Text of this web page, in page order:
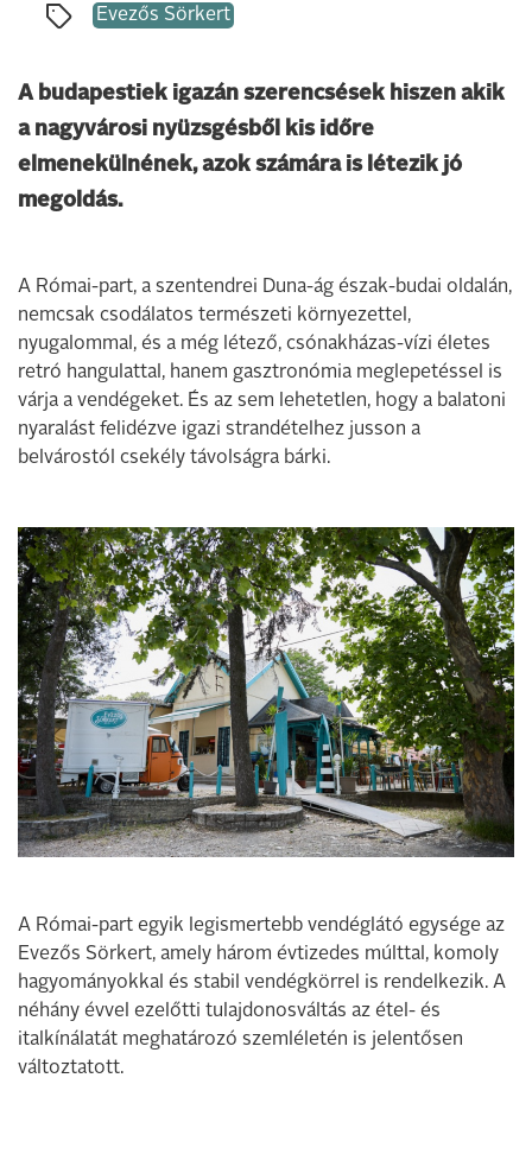
Evezős Sörkert
A budapestiek igazán szerencsések hiszen akik
a nagyvárosi nyüzsgésből kis időre
elmenekülnének, azok számára is létezik jó
megoldás.
A Római-part, a szentendrei Duna-ág észak-budai oldalán,
nemcsak csodálatos természeti környezettel,
nyugalommal, és a még létező, csónakházas-vízi életes
retró hangulattal, hanem gasztronómia meglepetéssel is
várja a vendégeket. És az sem lehetetlen, hogy a balatoni
nyaralást felidézve igazi strandételhez jusson a
belvárostól csekély távolságra bárki.
A Római-part egyik legismertebb vendéglátó egysége az
Evezős Sörkert, amely három évtizedes múlttal, komoly
hagyományokkal és stabil vendégkörrel is rendelkezik. A
néhány évvel ezelőtti tulajdonosváltás az étel- és
italkínálatát meghatározó szemléletén is jelentősen
változtatott.